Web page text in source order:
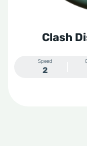
Clash
Speed
2